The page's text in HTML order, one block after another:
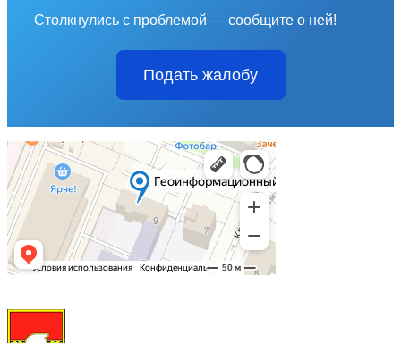
Столкнулись с проблемой — сообщите о ней!
Подать жалобу